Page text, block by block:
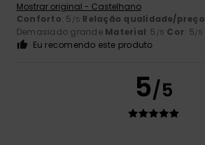
Mostrar original - Castelhano
Conforto: 5 /5 Relação qualidade/preço
Demasiado grande Material: 5 /5 Cor: 5/5
Eu recomendo este produto
5/5